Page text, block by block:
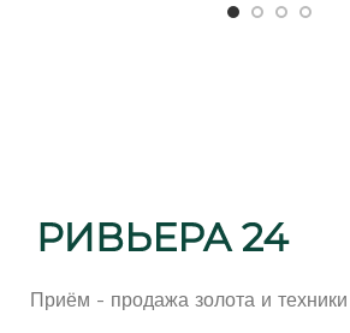
Приём - продажа золота и техники